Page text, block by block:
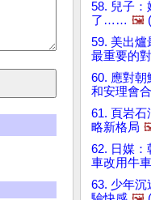
58. 兒子：
了…… 🖼️ (
59. 美出爐
最重要的
60. 應對朝
和安理會
61. 頁岩石
略新格局
62. 日媒：
車改用牛車
63. 少年沉